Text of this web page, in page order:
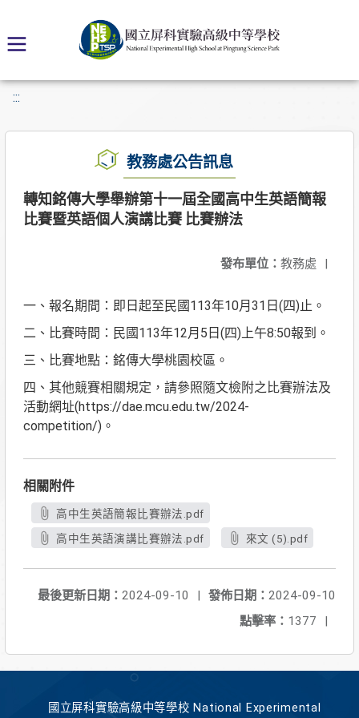
:::
教務處公告訊息
轉知銘傳大學舉辦第十一屆全國高中生英語簡報
比賽暨英語個人演講比賽 比賽辦法
發布單位： 教務處 |
一、報名期間：即日起至民國113年10月31日(四)止。
二、比賽時間：民國113年12月5日(四)上午8:50報到。
三、比賽地點：銘傳大學桃園校區。
四、其他競賽相關規定，請參照隨文檢附之比賽辦法及
活動網址(https://dae.mcu.edu.tw/2024-
competition/)。
相關附件
高中生英語簡報比賽辦法.pdf
高中生英語演講比賽辦法.pdf
來文 (5).pdf
發佈日期： 2024-09-10
最後更新日期： 2024-09-10
|
點擊率： 1377 |
國立屏科實驗高級中等學校 National Experimental